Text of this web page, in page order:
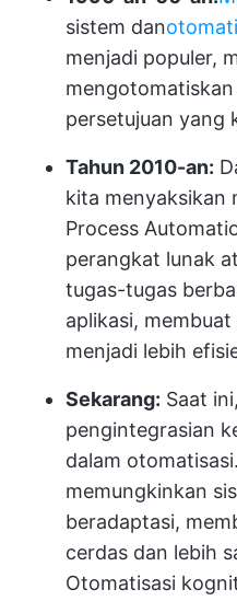
sistem dan
menjadi populer,
persetujuan yang
Tahun 2010-an:
kita menyaksikan
Process
perangkat lunak
tugas-tugas
aplikasi,
menjadi lebih
Sekarang: Saat
pengintegrasian
dalam
memungkinkan
beradaptasi,
cerdas dan lebih
Otomatisasi